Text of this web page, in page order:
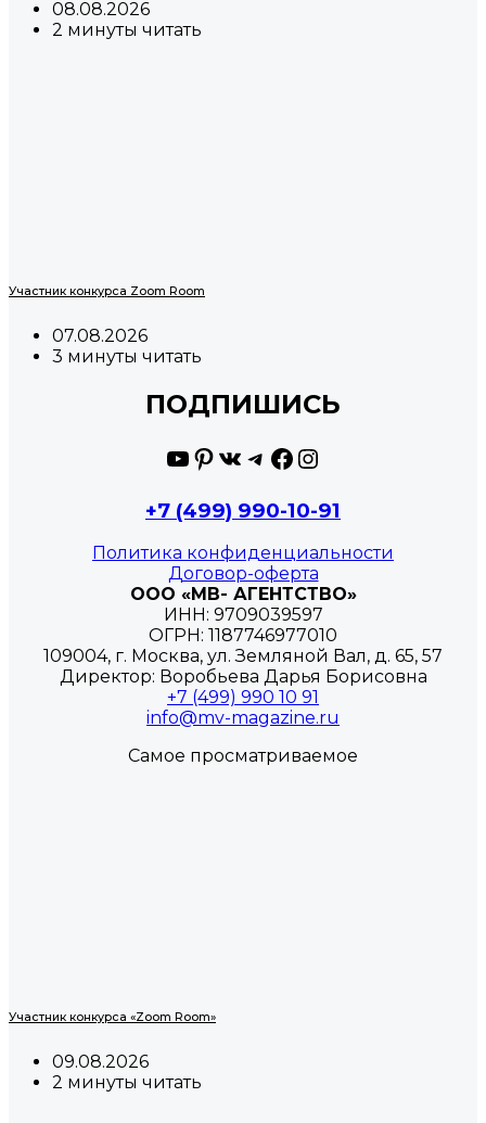
08.08.2026
2 минуты читать
Участник конкурса Zoom Room
07.08.2026
3 минуты читать
ПОДПИШИСЬ
YouTube
Pinterest
ВКонтакте
Telegram
Facebook
Instagram
+7 (499) 990-10-91
Политика конфиденциальности
Договор-оферта
ООО «МВ- АГЕНТСТВО»
ИНН: 9709039597
ОГРН: 1187746977010
109004, г. Москва, ул. Земляной Вал, д. 65, 57
Директор: Воробьева Дарья Борисовна
+7 (499) 990 10 91
info@mv-magazine.ru
Самое просматриваемое
Участник конкурса «Zoom Room»
09.08.2026
2 минуты читать